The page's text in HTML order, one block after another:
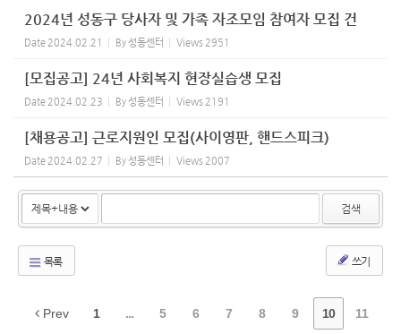
2024년 성동구 당사자 및 가족 자조모임 참여자 모집 건
Date 2024.02.21 By성동센터 Views 2951
[모집공고] 24년 사회복지 현장실습생 모집
Date 2024.02.23 By성동센터 Views 2191
[채용공고] 근로지원인 모집(사이영판, 핸드스피크)
Date 2024.02.27 By성동센터 Views 2007
검색
목록 쓰기
Prev 1 ... 5 6 7 8 9 10 11